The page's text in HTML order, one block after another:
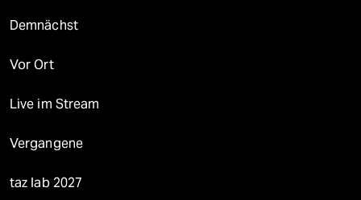
Demnächst
Vor Ort
Live im Stream
Vergangene
taz lab 2027